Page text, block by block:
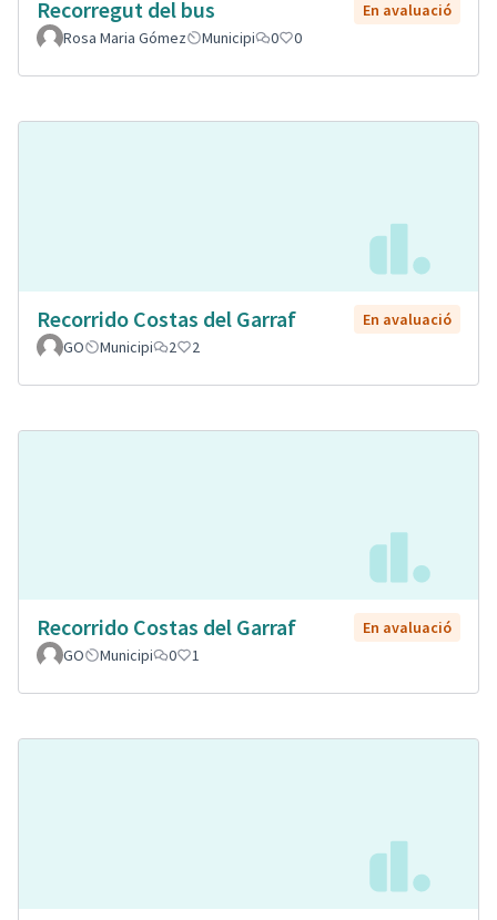
Recorregut del bus
En avaluació
Rosa Maria Gómez
Municipi 0 0
Recorrido Costas del Garraf
En avaluació
GO
Municipi 2 2
Recorrido Costas del Garraf
En avaluació
GO
Municipi 0 1